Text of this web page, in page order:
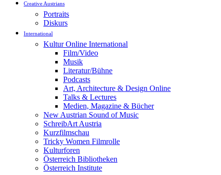
Creative Austrians
Portraits
Diskurs
International
Kultur Online International
Film/Video
Musik
Literatur/Bühne
Podcasts
Art, Architecture & Design Online
Talks & Lectures
Medien, Magazine & Bücher
New Austrian Sound of Music
SchreibArt Austria
Kurzfilmschau
Tricky Women Filmrolle
Kulturforen
Österreich Bibliotheken
Österreich Institute